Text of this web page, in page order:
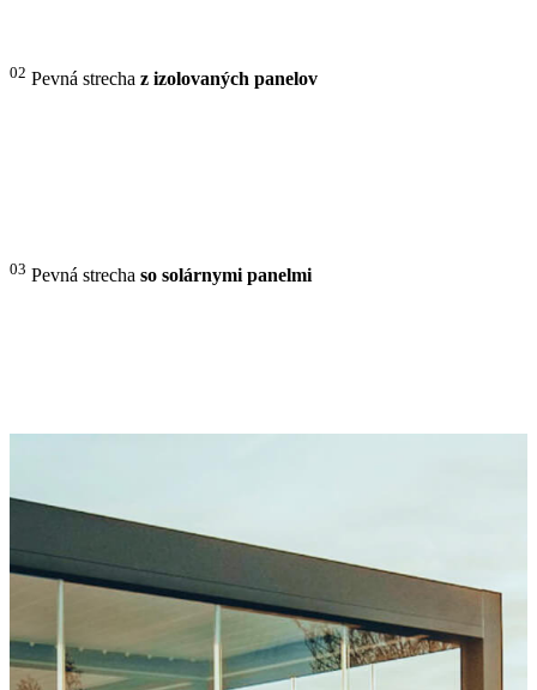
02 Pevná strecha z izolovaných panelov
03 Pevná strecha so solárnymi panelmi